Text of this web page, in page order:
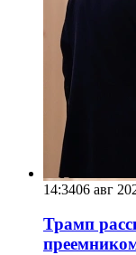
14:3406 авг
Трамп